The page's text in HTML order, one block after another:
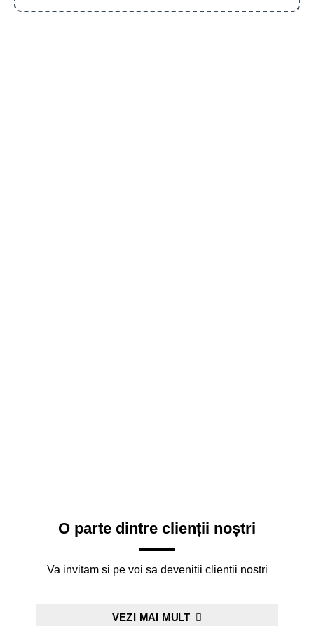
O parte dintre clienții noștri
Va invitam si pe voi sa devenitii clientii nostri
VEZI MAI MULT